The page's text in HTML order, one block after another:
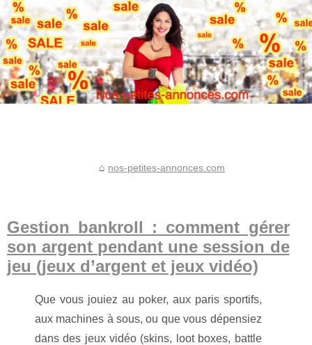
nos-petites-annonces.com
Gestion bankroll : comment gérer
son argent pendant une session de
jeu (jeux d’argent et jeux vidéo)
Que vous jouiez au poker, aux paris sportifs,
aux machines à sous, ou que vous dépensiez
dans des jeux vidéo (skins, loot boxes, battle